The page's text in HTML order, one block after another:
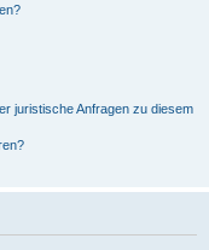
juristische Anfragen zu diesem